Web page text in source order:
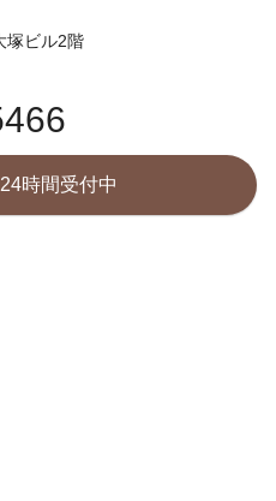
塚ビル2階
時間受付中